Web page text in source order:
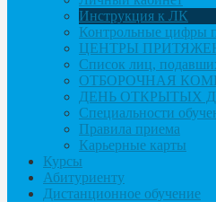
Инструкция к ЛК
Контрольные цифры
ЦЕНТРЫ
Список лиц,
ОТБОРОЧНАЯ
ДЕНЬ ОТКРЫТЫХ
Специальности
Правила приема
Карьерные карты
Курсы
Абитуриенту
Дистанционное обучение